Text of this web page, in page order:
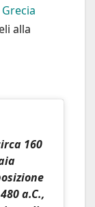
Grecia
alla
160
a.C.,